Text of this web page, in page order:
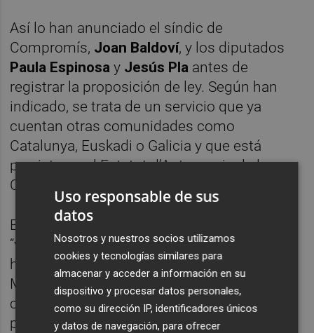
Así lo han anunciado el síndic de
Compromís, Joan Baldoví, y los diputados
Paula Espinosay Jesús Pla antes de
registrar la proposición de ley. Según han
indicado, se trata de un servicio que ya
cuentan otras comunidades como
Catalunya, Euskadi o Galicia y que está
previsto en el Estatut d’Autonomia de la
Comunitat Valenciana.
Baldoví, quien ha destacado que su
“vocación escondida” siempre ha sido ser
hombre del tiempo, ha explicado que
MeteoVAL se propone como un servicio que
colabore con Aemet, las universidades
públicas valencianas y asociaciones
Uso responsable de sus
datos
Nosotros y nuestros socios utilizamos
cookies y tecnologías similares para
almacenar y acceder a información en su
dispositivo y procesar datos personales,
como su dirección IP, identificadores únicos
y datos de navegación, para ofrecer